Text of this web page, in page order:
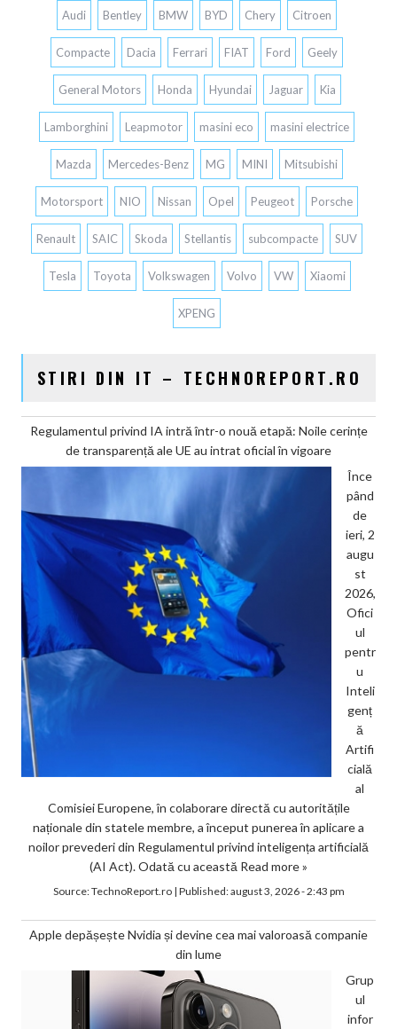
Audi Bentley BMW BYD Chery Citroen
Compacte Dacia Ferrari FIAT Ford Geely
General Motors Honda Hyundai Jaguar Kia
Lamborghini Leapmotor masini eco masini electrice
Mazda Mercedes-Benz MG MINI Mitsubishi
Motorsport NIO Nissan Opel Peugeot Porsche
Renault SAIC Skoda Stellantis subcompacte SUV
Tesla Toyota Volkswagen Volvo VW Xiaomi
XPENG
STIRI DIN IT – TECHNOREPORT.RO
Regulamentul privind IA intră într-o nouă etapă: Noile cerințe
de transparență ale UE au intrat oficial în vigoare
Înce
pând
de
ieri, 2
augu
st
2026,
Ofici
ul
pentr
u
Inteli
genț
ă
Artifi
cială
al
Comisiei Europene, în colaborare directă cu autoritățile
naționale din statele membre, a început punerea în aplicare a
noilor prevederi din Regulamentul privind inteligența artificială
(AI Act). Odată cu această Read more »
Source:TechnoReport.ro| Published:august 3, 2026 - 2:43 pm
Apple depășește Nvidia și devine cea mai valoroasă companie
din lume
Grup
ul
infor